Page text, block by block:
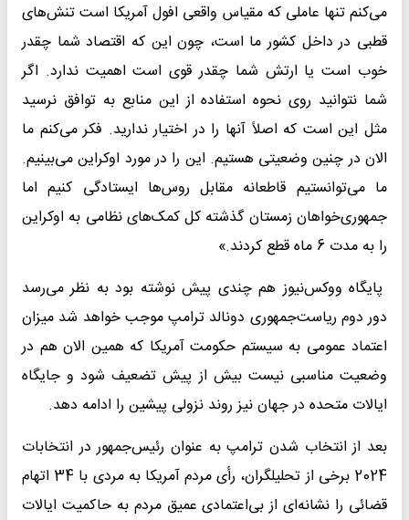
می‌کنم تنها عاملی که مقیاس واقعی افول آمریکا است تنش‌های
قطبی در داخل کشور ما است، چون این که اقتصاد شما چقدر
خوب است یا ارتش شما چقدر قوی است اهمیت ندارد. اگر
شما نتوانید روی نحوه استفاده از این منابع به توافق نرسید
مثل این است که اصلاً آنها را در اختیار ندارید. فکر می‌کنم ما
الان در چنین وضعیتی هستیم. این را در مورد اوکراین می‌بینیم.
ما می‌توانستیم قاطعانه مقابل روس‌ها ایستادگی کنیم اما
جمهوری‌خواهان زمستان گذشته کل کمک‌های نظامی به اوکراین
را به مدت 6 ماه قطع کردند.»
پایگاه ووکس‌نیوز هم چندی پیش نوشته بود به نظر می‌رسد
دور دوم ریاست‌جمهوری دونالد ترامپ موجب خواهد شد میزان
اعتماد عمومی به سیستم حکومت آمریکا که همین الان هم در
وضعیت مناسبی نیست بیش از پیش تضعیف شود و جایگاه
ایالات متحده در جهان نیز روند نزولی پیشین را ادامه دهد.
بعد از انتخاب شدن ترامپ به عنوان رئیس‌جمهور در انتخابات
2024 برخی از تحلیلگران، رأی مردم آمریکا به مردی با 34 اتهام
قضائی را نشانه‌ای از بی‌اعتمادی عمیق مردم به حاکمیت ایالات